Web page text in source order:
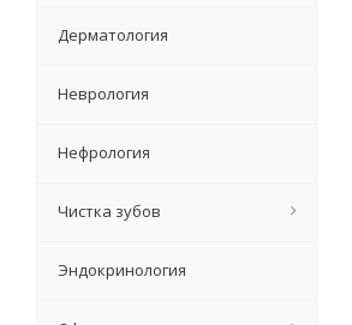
Дерматология
Неврология
Нефрология
Чистка зубов
Эндокринология